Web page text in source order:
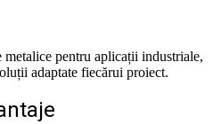
pentru aplicații industriale,
adaptate fiecărui proiect.